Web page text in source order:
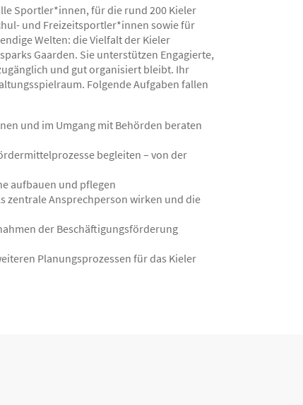
Sportler*innen, für die rund 200 Kieler
und Freizeitsportler*innen sowie für
Welten: die Vielfalt der Kieler
Gaarden. Sie unterstützen Engagierte,
und gut organisiert bleibt. Ihr
Folgende Aufgaben fallen
und im Umgang mit Behörden beraten
begleiten – von der
aufbauen und pflegen
zentrale Ansprechperson wirken und die
der Beschäftigungsförderung
Planungsprozessen für das Kieler